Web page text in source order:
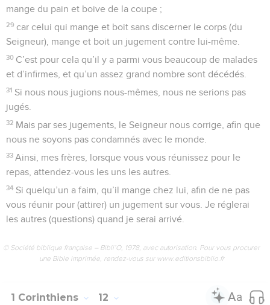
mange du pain et boive de la coupe ;
29 car celui qui mange et boit sans discerner le corps (du
Seigneur), mange et boit un jugement contre lui-même.
30 C’est pour cela qu’il y a parmi vous beaucoup de malades
et d’infirmes, et qu’un assez grand nombre sont décédés.
31 Si nous nous jugions nous-mêmes, nous ne serions pas
jugés.
32 Mais par ses jugements, le Seigneur nous corrige, afin que
nous ne soyons pas condamnés avec le monde.
33 Ainsi, mes frères, lorsque vous vous réunissez pour le
repas, attendez-vous les uns les autres.
34 Si quelqu’un a faim, qu’il mange chez lui, afin de ne pas
vous réunir pour (attirer) un jugement sur vous. Je réglerai
les autres (questions) quand je serai arrivé.
© Société biblique française – Bibli’O, 1978, avec autorisation. Pour vous procurer
une Bible imprimée, rendez-vous sur www.editionsbiblio.fr
1 Corinthiens 12